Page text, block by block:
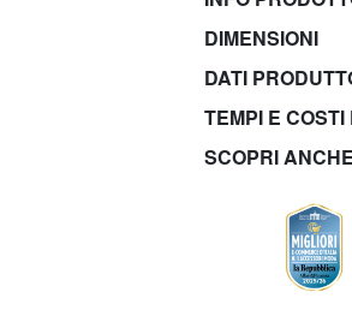
DIMENSIONI
DATI
TEMPI E
SCOPRI